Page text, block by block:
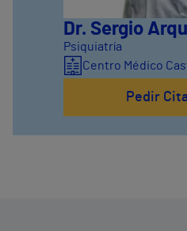
Dr. Sergio
Psiquiatría
Centro Médico
Pedir